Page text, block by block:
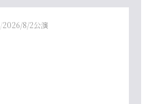
/2026/8/2公演